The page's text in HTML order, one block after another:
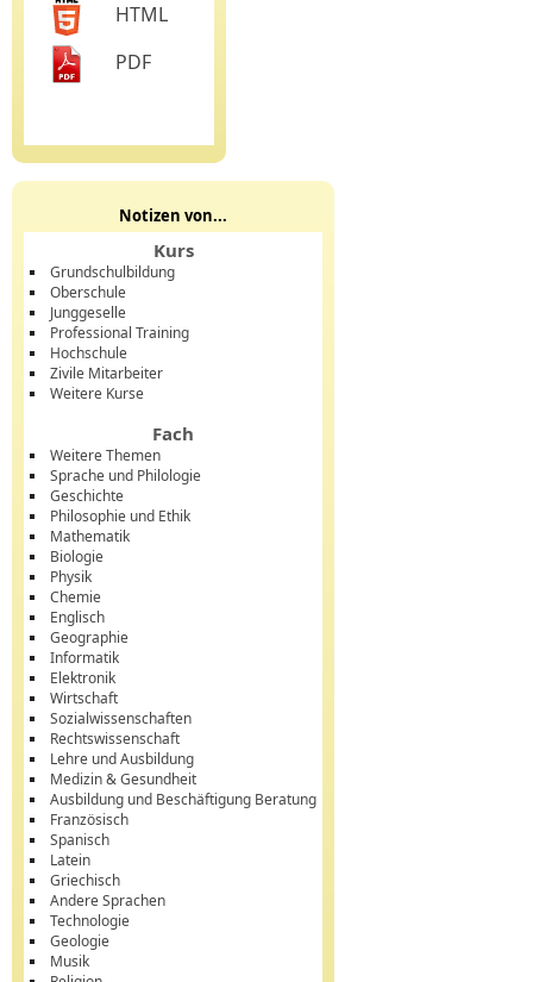
HTML
PDF
Notizen von...
Kurs
Grundschulbildung
Oberschule
Junggeselle
Professional Training
Hochschule
Zivile Mitarbeiter
Weitere Kurse
Fach
Weitere Themen
Sprache und Philologie
Geschichte
Philosophie und Ethik
Mathematik
Biologie
Physik
Chemie
Englisch
Geographie
Informatik
Elektronik
Wirtschaft
Sozialwissenschaften
Rechtswissenschaft
Lehre und Ausbildung
Medizin & Gesundheit
Ausbildung und Beschäftigung Beratung
Französisch
Spanisch
Latein
Griechisch
Andere Sprachen
Technologie
Geologie
Musik